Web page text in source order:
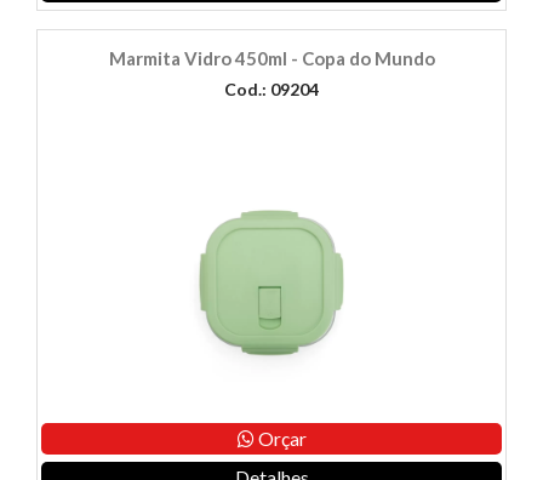
Marmita Vidro 450ml - Copa do Mundo
Cod.: 09204
Orçar